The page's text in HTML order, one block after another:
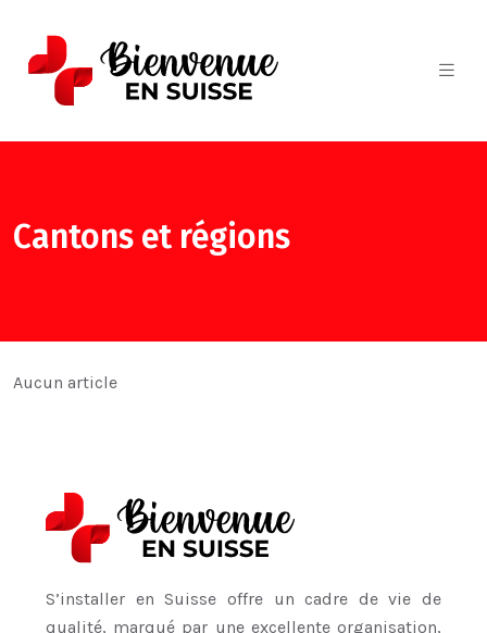
Cantons et régions
Aucun article
S’installer en Suisse offre un cadre de vie de
qualité, marqué par une excellente organisation,